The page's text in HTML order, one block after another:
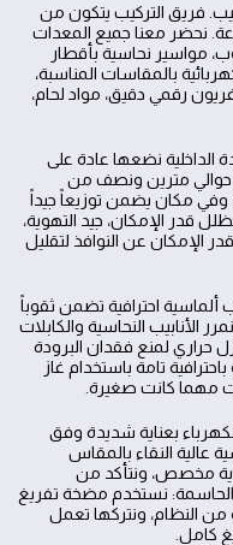
فريق التركيب يتكون من
نحضر معنا جميع المعدات
مواسير نحاسية بأقطار
بالمقاسات المناسبة،
رقمي دقيق، مواد لحام،
الداخلية نضعها عادة على
حوالي مترين ونصف من
مكان يضمن توزيعاً جيداً
قدر الإمكان، جيد التهوية،
الإمكان عن النوافذ لتقليل
ألماسية احترافية تضمن ثقوباً
النحاسية والكابلات
حراري لمنع فقدان البرودة
تامة باستخدام غاز
مهما كانت صغيرة.
بعناية شديدة وفق
عالية النقاء بالمقاس
مخصص، ونتأكد من
الحاسمة: نستخدم مضخة تفريغ
النظام، ونتركها تعمل
كامل.